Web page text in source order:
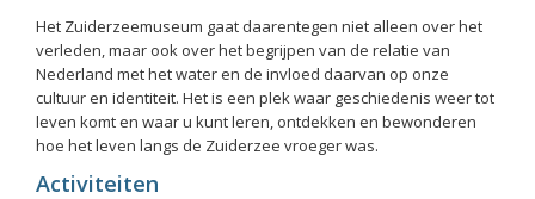
Het Zuiderzeemuseum gaat daarentegen niet alleen over het
verleden, maar ook over het begrijpen van de relatie van
Nederland met het water en de invloed daarvan op onze
cultuur en identiteit. Het is een plek waar geschiedenis weer tot
leven komt en waar u kunt leren, ontdekken en bewonderen
hoe het leven langs de Zuiderzee vroeger was.
Activiteiten